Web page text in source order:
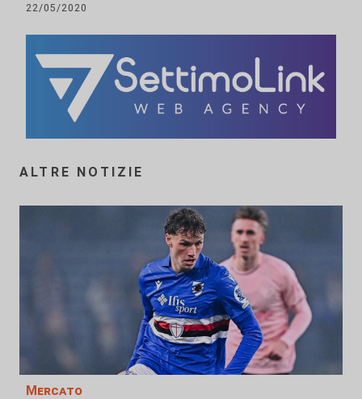
22/05/2020
ALTRE NOTIZIE
Mercato